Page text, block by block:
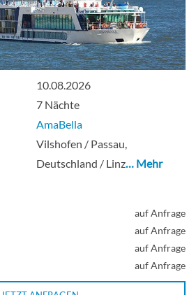
10.08.2026
7 Nächte
AmaBella
Vilshofen / Passau,
Deutschland / Linz… Mehr
auf Anfrage
auf Anfrage
auf Anfrage
auf Anfrage